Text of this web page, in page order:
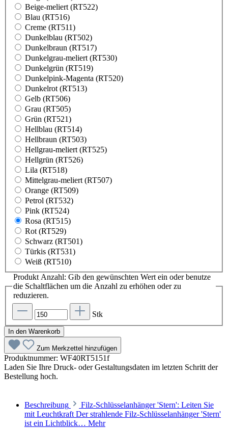
Beige-meliert (RT522)
Blau (RT516)
Creme (RT511)
Dunkelblau (RT502)
Dunkelbraun (RT517)
Dunkelgrau-meliert (RT530)
Dunkelgrün (RT519)
Dunkelpink-Magenta (RT520)
Dunkelrot (RT513)
Gelb (RT506)
Grau (RT505)
Grün (RT521)
Hellblau (RT514)
Hellbraun (RT503)
Hellgrau-meliert (RT525)
Hellgrün (RT526)
Lila (RT518)
Mittelgrau-meliert (RT507)
Orange (RT509)
Petrol (RT532)
Pink (RT524)
Rosa (RT515)
Rot (RT529)
Schwarz (RT501)
Türkis (RT531)
Weiß (RT510)
Produkt Anzahl: Gib den gewünschten Wert ein oder benutze
die Schaltflächen um die Anzahl zu erhöhen oder zu
reduzieren.
Stk
In den Warenkorb
Zum Merkzettel hinzufügen
Produktnummer: WF40RT5151f
Laden Sie Ihre Druck- oder Gestaltungsdaten im letzten Schritt der
Bestellung hoch.
Beschreibung
Filz-Schlüsselanhänger 'Stern': Leiten Sie
mit Leuchtkraft Der strahlende Filz-Schlüsselanhänger 'Stern'
ist ein Lichtblick… Mehr